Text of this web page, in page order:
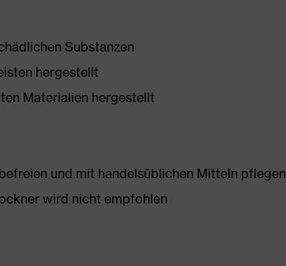
Substanzen
hergestellt
Materialien hergestellt
und mit handelsüblichen Mitteln pflegen
wird nicht empfohlen